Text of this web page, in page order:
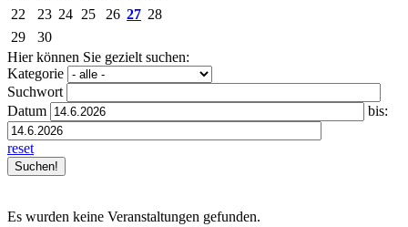
22
23 24 25 26 27 28
29
30
Hier können Sie gezielt suchen:
Kategorie
Suchwort
Datum
bis:
reset
Es wurden keine Veranstaltungen gefunden.